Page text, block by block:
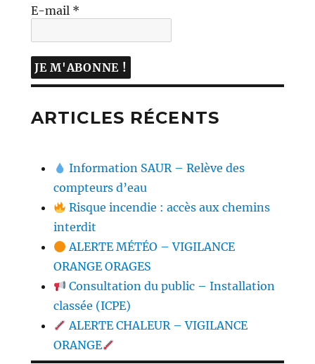
E-mail *
ARTICLES RÉCENTS
Information SAUR – Relève des
compteurs d’eau
Risque incendie : accès aux chemins
interdit
ALERTE MÉTÉO – VIGILANCE
ORANGE ORAGES
Consultation du public – Installation
classée (ICPE)
ALERTE CHALEUR – VIGILANCE
ORANGE